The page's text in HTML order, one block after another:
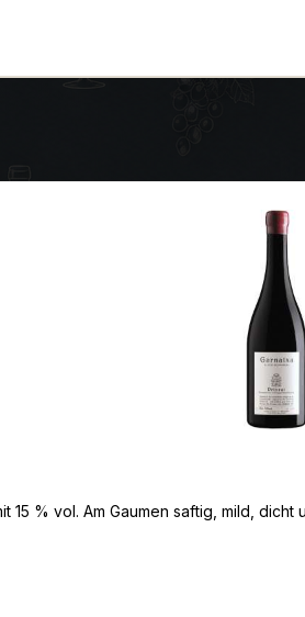
15 % vol. Am Gaumen saftig, mild,